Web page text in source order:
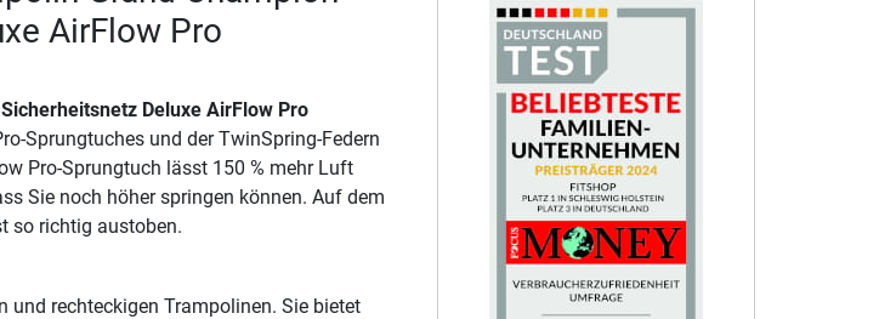
AirFlow Pro
Deluxe AirFlow Pro
Sprungtuches und der TwinSpring-Federn
Pro-Sprungtuch lässt 150 % mehr Luft
Sie noch höher springen können. Auf dem
so richtig austoben.
und rechteckigen Trampolinen. Sie bietet